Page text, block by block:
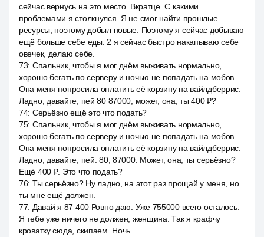
сейчас вернусь на это место. Вкратце. С какими
проблемами я столкнулся. Я не смог найти прошлые
ресурсы, поэтому добыл новые. Поэтому я сейчас добываю
ещё больше себе еды. 2 я сейчас быстро накапываю себе
овечек, делаю себе.
73: Спальник, чтобы я мог днём выживать нормально,
хорошо бегать по серверу и ночью не попадать на мобов.
Она меня попросила оплатить её корзину на вайлдберрис.
Ладно, давайте, пей 80 87000, может, она, ты 400 ₽?
74: Серьёзно ещё это что подать?
75: Спальник, чтобы я мог днём выживать нормально,
хорошо бегать по серверу и ночью не попадать на мобов.
Она меня попросила оплатить её корзину на вайлдберрис.
Ладно, давайте, пей. 80, 87000. Может, она, ты серьёзно?
Ещё 400 ₽. Это что подать?
76: Ты серьёзно? Ну ладно, на этот раз прощай у меня, но
ты мне ещё должен.
77: Давай я 87 400 Ровно даю. Уже 755000 всего осталось.
Я тебе уже ничего не должен, женщина. Так я крафчу
кроватку сюда, скипаем. Ночь.